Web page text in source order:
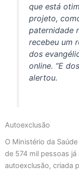
que está
projeto,
paternidade
recebeu um
dos
online. “E
alertou.
Autoexclusão
O Ministério da
de 574 mil pessoas
autoexclusão, criada